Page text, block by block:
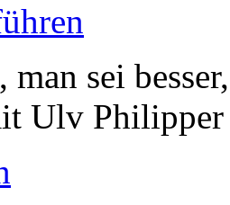
man sei
Ulv